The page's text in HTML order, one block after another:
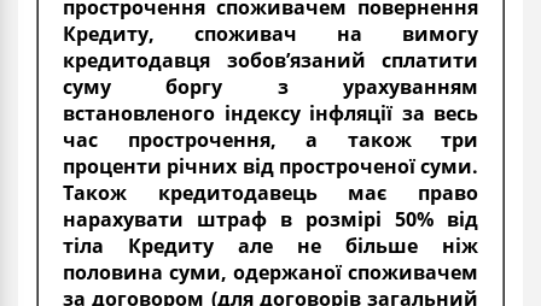
прострочення споживачем повернення
Кредиту, споживач на вимогу
кредитодавця зобов’язаний сплатити
суму боргу з урахуванням
встановленого індексу інфляції за весь
час прострочення, а також три
проценти річних від простроченої суми.
Також кредитодавець має право
нарахувати штраф в розмірі 50% від
тіла Кредиту але не більше ніж
половина суми, одержаної споживачем
за договором (для договорів загальний